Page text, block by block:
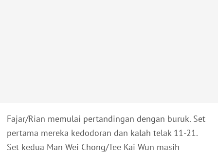
Fajar/Rian memulai pertandingan dengan buruk. Set
pertama mereka kedodoran dan kalah telak 11-21.
Set kedua Man Wei Chong/Tee Kai Wun masih